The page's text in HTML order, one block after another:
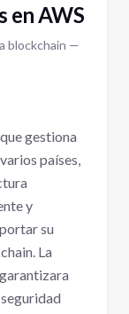
en AWS
blockchain —
gestiona
países,
y
su
La